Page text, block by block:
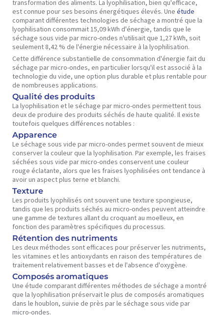
transformation des aliments. La lyophilisation, bien qu'efficace,
est connue pour ses besoins énergétiques élevés. Une étude
comparant différentes technologies de séchage a montré que la
lyophilisation consommait 15,09 kWh d'énergie, tandis que le
séchage sous vide par micro-ondes n'utilisait que 1,27 kWh, soit
seulement 8,42 % de l'énergie nécessaire à la lyophilisation.
Cette différence substantielle de consommation d'énergie fait du
séchage par micro-ondes, en particulier lorsqu'il est associé à la
technologie du vide, une option plus durable et plus rentable pour
de nombreuses applications.
Qualité des produits
La lyophilisation et le séchage par micro-ondes permettent tous
deux de produire des produits séchés de haute qualité. Il existe
toutefois quelques différences notables :
Apparence
Le séchage sous vide par micro-ondes permet souvent de mieux
conserver la couleur que la lyophilisation. Par exemple, les fraises
séchées sous vide par micro-ondes conservent une couleur
rouge éclatante, alors que les fraises lyophilisées ont tendance à
avoir un aspect plus terne et blanchi.
Texture
Les produits lyophilisés ont souvent une texture spongieuse,
tandis que les produits séchés au micro-ondes peuvent atteindre
une gamme de textures allant du croquant au moelleux, en
fonction des paramètres spécifiques du processus.
Rétention des nutriments
Les deux méthodes sont efficaces pour préserver les nutriments,
les vitamines et les antioxydants en raison des températures de
traitement relativement basses et de l'absence d'oxygène.
Composés aromatiques
Une étude comparant différentes méthodes de séchage a montré
que la lyophilisation préservait le plus de composés aromatiques
dans le houblon, suivie de près par le séchage sous vide par
micro-ondes.